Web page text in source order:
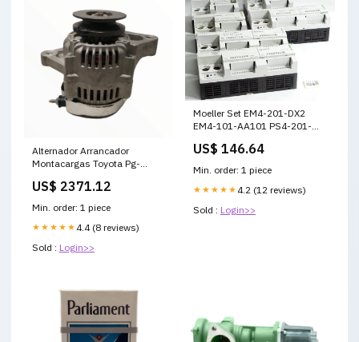
Alternador Arrancador
Montacargas Toyota Pg-
US$ 2371.12
Min. order: 1 piece
★★★★★ 4.4 (8 reviews)
Sold : Login>>
Moeller Set EM4-201-DX2
EM4-101-AA101 PS4-201-
MM1 Defekt Out of stock
US$ 146.64
Min. order: 1 piece
★★★★★ 4.2 (12 reviews)
Sold : Login>>